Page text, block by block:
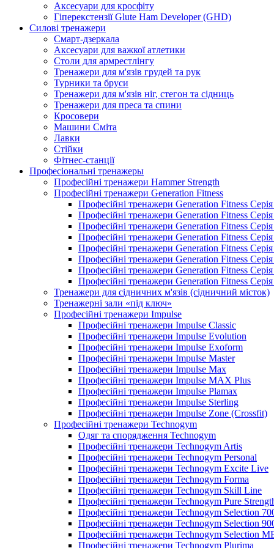
Аксесуари для кросфіту
Гіперекстензії Glute Ham Developer (GHD)
Силові тренажери
Смарт-дзеркала
Аксесуари для важкої атлетики
Столи для армрестлінгу
Тренажери для м'язів грудей та рук
Турники та бруси
Тренажери для м'язів ніг, стегон та сідниць
Тренажери для преса та спини
Кросовери
Машини Сміта
Лавки
Стійки
Фітнес-станції
Професіональні тренажеры
Професійні тренажери Hammer Strength
Професійні тренажери Generation Fitness
Професійні тренажери Generation Fitness
Професійні тренажери Generation Fitness
Професійні тренажери Generation Fitness
Професійні тренажери Generation Fitness
Професійні тренажери Generation Fitness
Професійні тренажери Generation Fitness
Професійні тренажери Generation Fitness
Професійні тренажери Generation Fitness
Тренажери для сідничних м'язів (сідничний місток)
Тренажерні зали «під ключ»
Професійні тренажери Impulse
Професійні тренажери Impulse Classic
Професійні тренажери Impulse Evolution
Професійні тренажери Impulse Exoform
Професійні тренажери Impulse Master
Професійні тренажери Impulse Max
Професійні тренажери Impulse MAX Plus
Професійні тренажери Impulse Plamax
Професійні тренажери Impulse Sterling
Професійні тренажери Impulse Zone (Crossfit)
Професійні тренажери Technogym
Одяг та спорядження Technogym
Професійні тренажери Technogym Artis
Професійні тренажери Technogym Personal
Професійні тренажери Technogym Excite Live
Професійні тренажери Technogym Forma
Професійні тренажери Technogym Skill Line
Професійні тренажери Technogym Pure
Професійні тренажери Technogym Selection
Професійні тренажери Technogym Selection
Професійні тренажери Technogym Selection
Професійні тренажери Technogym Plurima